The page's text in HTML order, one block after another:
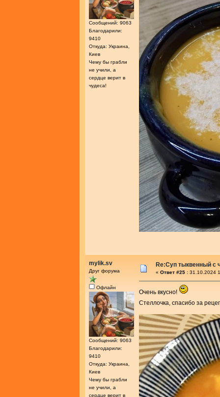
Сообщений: 9063
Благодарили:
9410
Откуда: Украина,
Киев
Чему бы грабли
не учили, а
сердце верит в
чудеса!
mylik.sv
Друг форума
Офлайн
Сообщений: 9063
Благодарили:
9410
Откуда: Украина,
Киев
Чему бы грабли
не учили, а
сердце верит в
Re:Суп тыквенный с
« Ответ #25 : 31.10.2024
Очень вкусно!
Стеллочка, спасибо за